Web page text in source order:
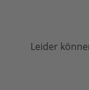
Leider